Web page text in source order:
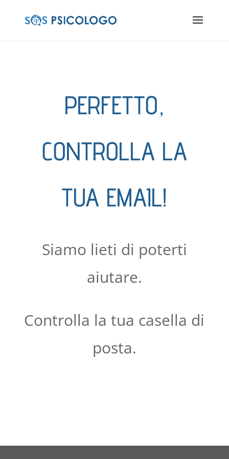
PERFETTO,
CONTROLLA LA
TUA EMAIL!
Siamo lieti di poterti
aiutare.
Controlla la tua casella di
posta.